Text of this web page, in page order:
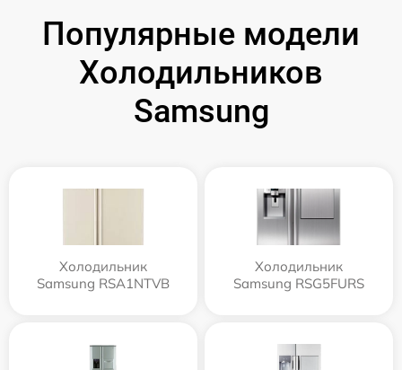
Популярные модели
Холодильников
Samsung
Холодильник
Samsung RSA1NTVB
Холодильник
Samsung RSG5FURS